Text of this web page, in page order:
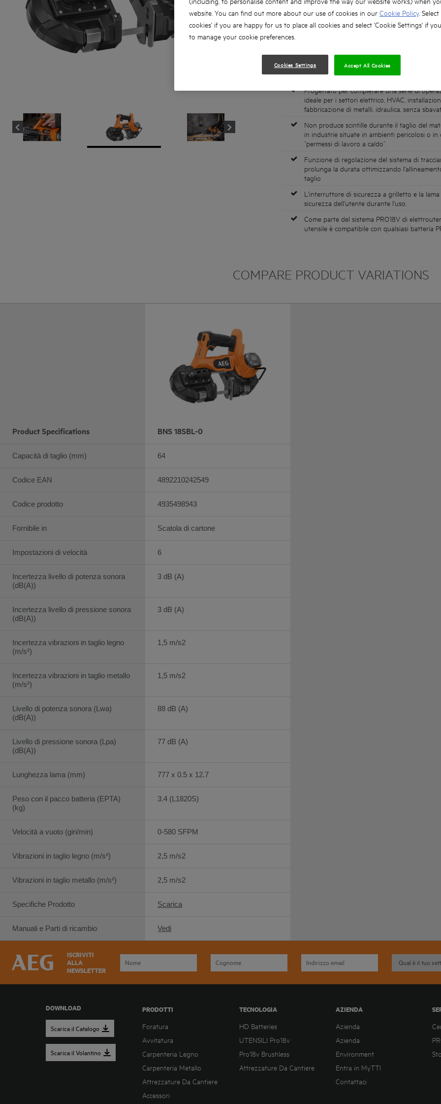
La lama può essere sostituita rapidamente e
al carter di protezione e alla leva di tensione di
Quadrante regolabile a 6 velocità per
L'arresto del materiale incorporato migliora
completare tagli puliti e controllati anche in
la testa.
Progettato per completare una serie di
ideale per i settori elettrico, HVAC,
fabbricazione di metalli, idraulica, senza
Non produce scintille durante il taglio del
in industrie situate in ambienti pericolosi o in
“permessi di lavoro a caldo”.
Funzione di regolazione del sistema di
prolunga la durata ottimizzando
taglio
L'interruttore di sicurezza a grilletto e la
sicurezza dell'utente durante l'uso.
Come parte del sistema PRO18V di
utensile è compatibile con qualsiasi batteria
COMPARE PRODUCT VARIATIONS
Product Specifications
Capacità di taglio (mm)
Codice EAN
Codice prodotto
Fornibile in
Impostazioni di velocità
Incertezza livello di potenza sonora
(dB(A))
Incertezza livello di pressione sonora
(dB(A))
Incertezza vibrazioni in taglio legno
(m/s²)
Incertezza vibrazioni in taglio metallo
(m/s²)
Livello di potenza sonora (Lwa)
(dB(A))
Livello di pressione sonora (Lpa)
(dB(A))
Lunghezza lama (mm)
Peso con il pacco batteria (EPTA)
(kg)
Velocità a vuoto (giri/min)
Vibrazioni in taglio legno (m/s²)
Vibrazioni in taglio metallo (m/s²)
Specifiche Prodotto
Manuali e Parti di ricambio
BNS 18SBL-0
64
4892210242549
4935498943
Scatola di cartone
6
3 dB (A)
3 dB (A)
1,5 m/s2
1,5 m/s2
88 dB (A)
77 dB (A)
777 x 0.5 x 12.7
3.4 (L1820S)
0-580 SFPM
2,5 m/s2
2,5 m/s2
Scarica
Vedi
ISCRIVITI
ALLA
NEWSLETTER
DOWNLOAD
Scarica il Catalogo
Scarica il Volantino
PRODOTTI
Foratura
Avvitatura
Carpenteria Legno
Carpenteria Metallo
Attrezzature Da Cantiere
Accessori
TECNOLOGIA
HD Batteries
UTENSILI Pro18v
Pro18v Brushless
Attrezzature Da Cantiere
AZIENDA
Azienda
Azienda
Environment
Entra in MyTTI
Contattaci
website. You can find out more about our use of cookies in our Cookie Policy.
cookies' if you are happy for us to place all cookies and select 'Cookie Settings' if
to manage your cookie preferences.
Cookies Settings Accept All Cookies